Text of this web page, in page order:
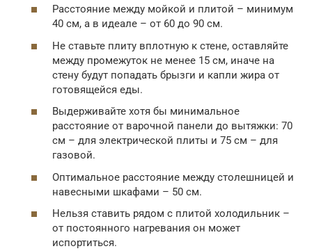
Расстояние между мойкой и плитой – минимум
40 см, а в идеале – от 60 до 90 см.
Не ставьте плиту вплотную к стене, оставляйте
между промежуток не менее 15 см, иначе на
стену будут попадать брызги и капли жира от
готовящейся еды.
Выдерживайте хотя бы минимальное
расстояние от варочной панели до вытяжки: 70
см – для электрической плиты и 75 см – для
газовой.
Оптимальное расстояние между столешницей и
навесными шкафами – 50 см.
Нельзя ставить рядом с плитой холодильник –
от постоянного нагревания он может
испортиться.